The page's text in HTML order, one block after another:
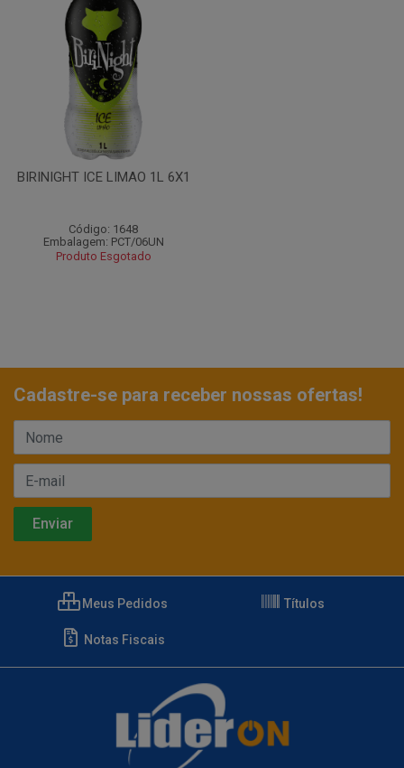
BIRINIGHT ICE LIMAO 1L 6X1
Código: 1648
Embalagem: PCT/06UN
Produto Esgotado
Cadastre-se para receber nossas ofertas!
Meus Pedidos Títulos
Notas Fiscais